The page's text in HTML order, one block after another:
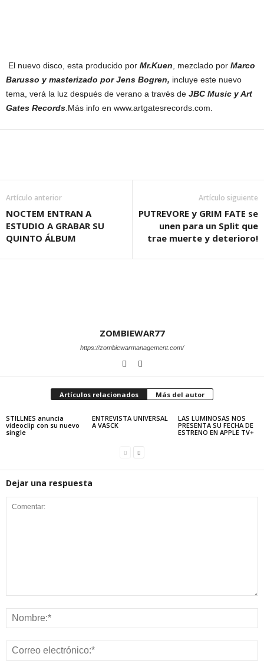
El nuevo disco, esta producido por Mr.Kuen , mezclado por Marco
Barusso y masterizado por Jens Bogren, incluye este nuevo
tema, verá la luz después de verano a través de JBC Music y Art
Gates Records Más info en www.artgatesrecords.com.
Artículo anterior
NOCTEM ENTRAN A
ESTUDIO A GRABAR SU
QUINTO ÁLBUM
Artículo siguiente
PUTREVORE y GRIM FATE se
unen para un Split que
trae muerte y deterioro!
ZOMBIEWAR77
https://zombiewarmanagement.com/
Artículos relacionados Más del autor
STILLNES anuncia
videoclip con su nuevo
single
ENTREVISTA UNIVERSAL
A VASCK
LAS LUMINOSAS NOS
PRESENTA SU FECHA DE
ESTRENO EN APPLE TV+
Dejar una respuesta